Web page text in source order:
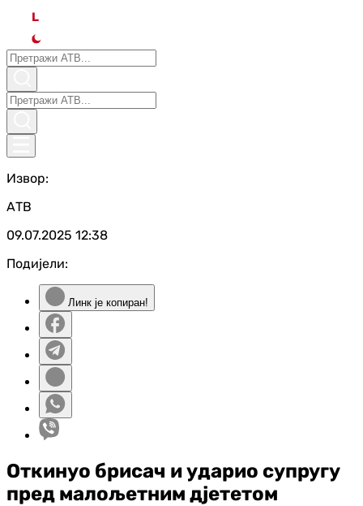
L
Извор:
АТВ
09.07.2025 12:38
Подијели:
Линк је копиран!
Откинуо брисач и ударио супругу
пред малољетним дјететом